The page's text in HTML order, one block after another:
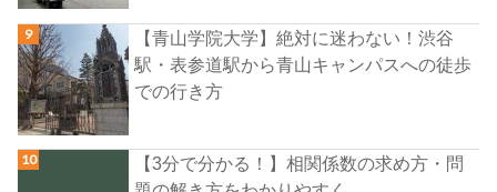
【青山学院大学】絶対に迷わない！渋谷
駅・表参道駅から青山キャンパスへの徒歩
での行き方
【3分で分かる！】相関係数の求め方・問